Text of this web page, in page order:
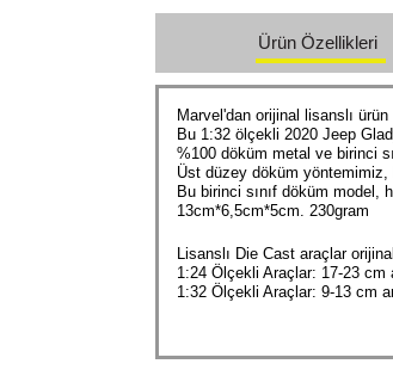
Ürün Özellikleri
Marvel'dan orijinal lisanslı ürün
Bu 1:32 ölçekli 2020 Jeep
%100 döküm metal ve birinci
Üst düzey döküm yöntemimiz,
Bu birinci sınıf döküm model,
13cm*6,5cm*5cm. 230gram
Lisanslı Die Cast araçlar
1:24 Ölçekli Araçlar: 17-23 cm
1:32 Ölçekli Araçlar: 9-13 cm